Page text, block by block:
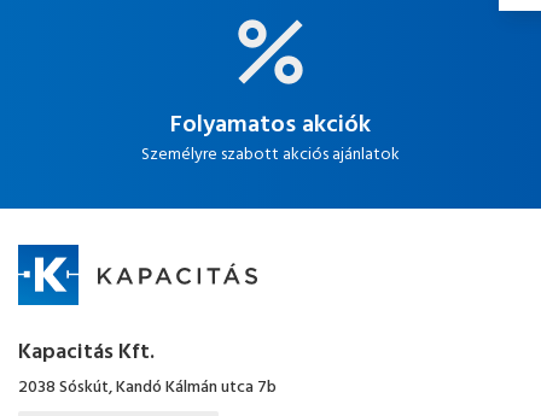
Folyamatos akciók
Személyre szabott akciós ajánlatok
Kapacitás Kft.
2038 Sóskút, Kandó Kálmán utca 7b